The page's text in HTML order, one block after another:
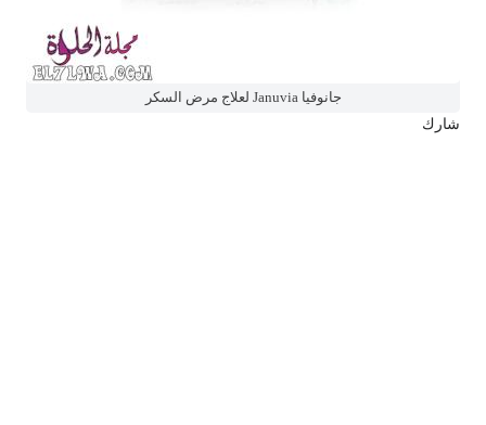
جانوفيا Januvia لعلاج مرض السكر
شارك